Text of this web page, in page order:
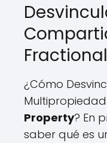
¿Cómo
Property? En
saber qué es